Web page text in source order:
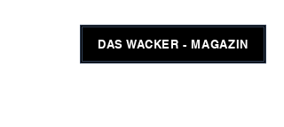
DAS WACKER - MAGAZIN